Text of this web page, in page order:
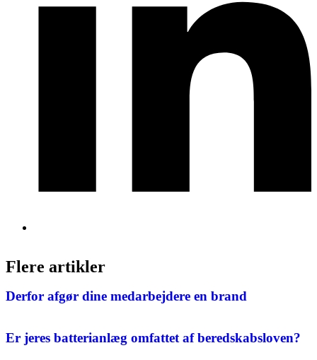
Flere artikler
Derfor afgør dine medarbejdere en brand
Er jeres batterianlæg omfattet af beredskabsloven?